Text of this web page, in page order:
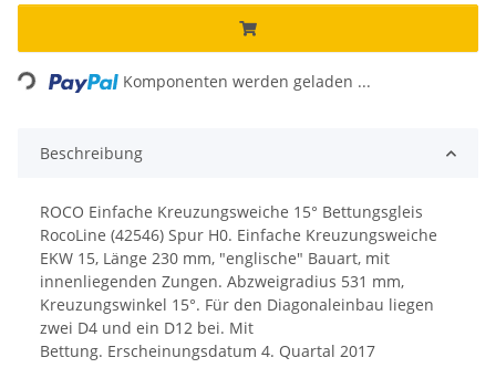
Loading... Komponenten werden geladen ...
Beschreibung
ROCO Einfache Kreuzungsweiche 15° Bettungsgleis
RocoLine (42546) Spur H0. Einfache Kreuzungsweiche
EKW 15, Länge 230 mm, "englische" Bauart, mit
innenliegenden Zungen. Abzweigradius 531 mm,
Kreuzungs­winkel 15°. Für den Diagonaleinbau liegen
zwei D4 und ein D12 bei. Mit
Bettung. Erscheinungsdatum 4. Quartal 2017